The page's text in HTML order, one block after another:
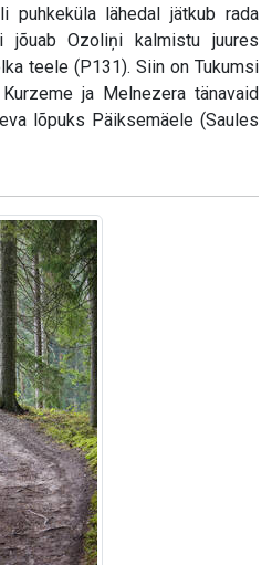
puhkeküla lähedal jätkub rada
jõuab Ozoliņi kalmistu juures
teele (P131). Siin on Tukumsi
ja Melnezera tänavaid
lõpuks Päiksemäele (Saules